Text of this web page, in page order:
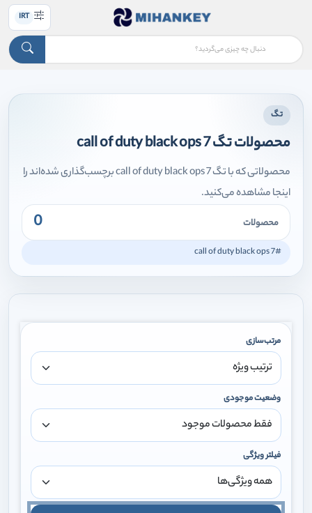
IRT
تگ
محصولات تگ call of duty black ops 7
محصولاتی که با تگ call of duty black ops 7 برچسب‌گذاری شده‌اند را
اینجا مشاهده می‌کنید.
محصولات 0
#call of duty black ops 7
مرتب‌سازی
وضعیت موجودی
فیلتر ویژگی